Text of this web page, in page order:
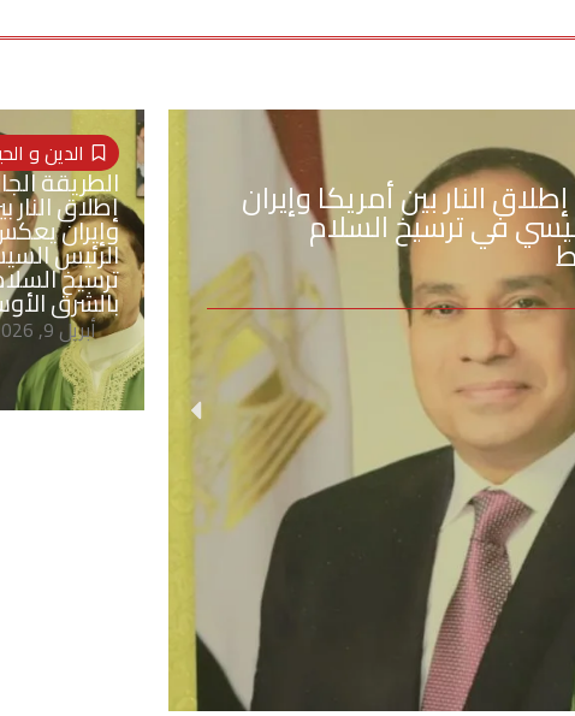
النار بين أمريكا وإيران
في ترسيخ السلام
الدين و
الطريقة
إطلاق النار
وإيران
الرئيس
ترسيخ
بالشرق
أبريل 9, 2026